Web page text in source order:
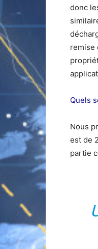
donc
remise
Quels
Nous
est de
partie